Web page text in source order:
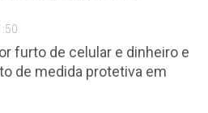
furto de celular e dinheiro e
de medida protetiva em